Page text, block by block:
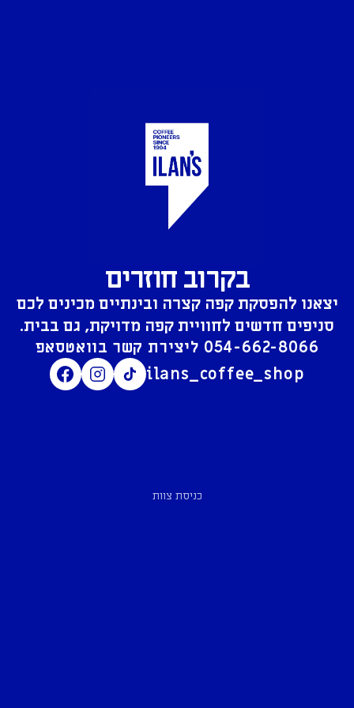
בקרוב חוזרים
יצאנו להפסקת קפה קצרה ובינתיים מכינים לכם
סניפים חדשים לחוויית קפה מדויקת, גם בבית.
054-662-8066
ilans_coffee_shop
כניסת צוות